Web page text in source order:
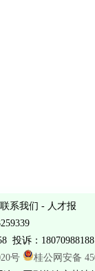
联系我们 - 人才报
投诉：18070988188
号
桂公网安备